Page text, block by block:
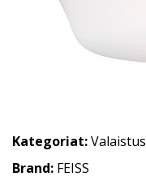
Kategoriat:Valaistus
Brand: FEISS